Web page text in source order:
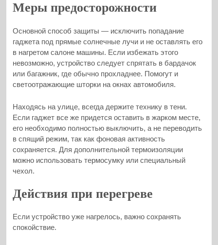
Меры предосторожности
Основной способ защиты — исключить попадание
гаджета под прямые солнечные лучи и не оставлять его
в нагретом салоне машины. Если избежать этого
невозможно, устройство следует спрятать в бардачок
или багажник, где обычно прохладнее. Помогут и
светоотражающие шторки на окнах автомобиля.
Находясь на улице, всегда держите технику в тени.
Если гаджет все же придется оставить в жарком месте,
его необходимо полностью выключить, а не переводить
в спящий режим, так как фоновая активность
сохраняется. Для дополнительной термоизоляции
можно использовать термосумку или специальный
чехол.
Действия при перегреве
Если устройство уже нагрелось, важно сохранять
спокойствие.